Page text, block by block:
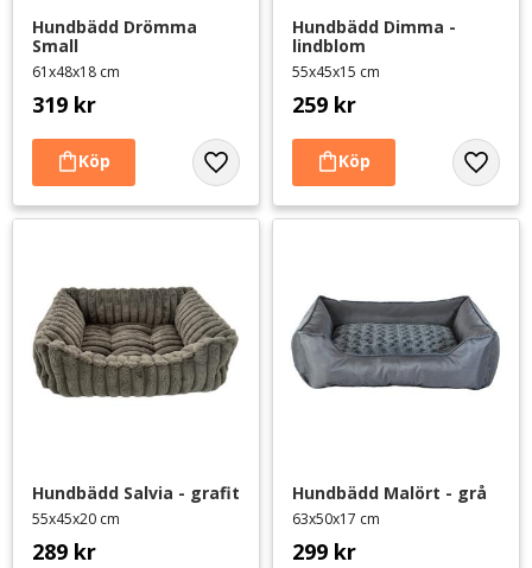
Hundbädd Drömma
Small
61x48x18 cm
319 kr
Lägg till i favoriter
Hundbädd Dimma -
lindblom
55x45x15 cm
259 kr
Lägg
Hundbädd Salvia - grafit
55x45x20 cm
289 kr
Hundbädd Malört - grå
63x50x17 cm
299 kr